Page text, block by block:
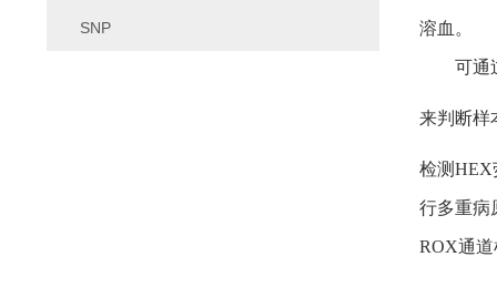
溶血。
可通
来判断样
检测HEX
行多重病
ROX通
SNP